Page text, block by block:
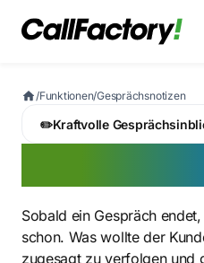
/Funktionen/Gesprächsnotizen
✏️Kraftvolle
Sobald ein Gespräch
schon. Was wollte der
zugesagt zu verfolgen und